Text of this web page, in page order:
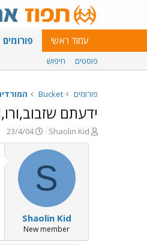
עמוד ראשי פורומים
פוסטים חיפוש
פורומים Bucket
ידעתם
פ
ו
Shaolin Kid
פ
ו
ר
א
ר
י
ך
23/4/04
S
Shaolin Kid
New member